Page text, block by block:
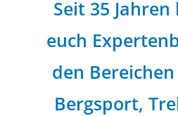
Seit 35
euch
den
Bergsport,